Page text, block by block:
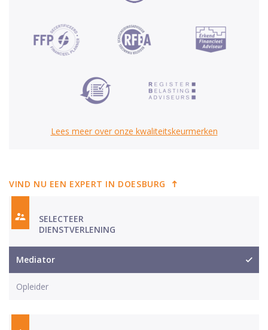
Lees meer over onze kwaliteitskeurmerken
VIND NU EEN EXPERT IN DOESBURG
SELECTEER
DIENSTVERLENING
Mediator
Opleider